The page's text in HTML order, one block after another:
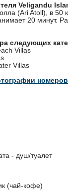
Veligandu
(Ari Atoll), в
20 минут.
следующих
Villas
Villas
номеров
- душ/туалет
(чай-кофе)